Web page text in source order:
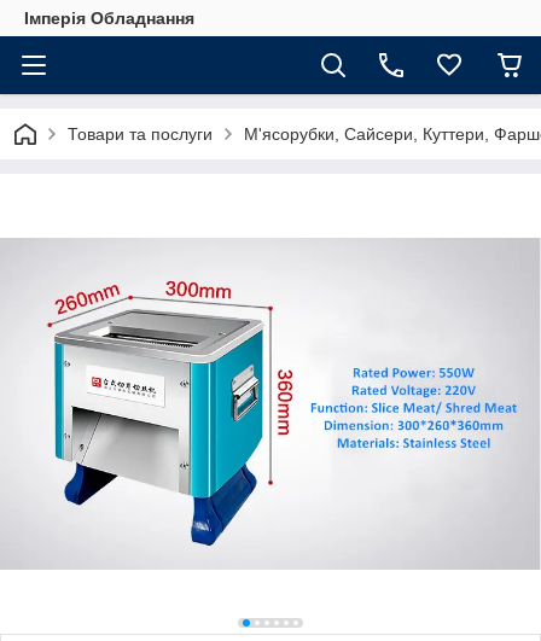
Імперія Обладнання
Товари та послуги М'ясорубки, Сайсери, Куттери,